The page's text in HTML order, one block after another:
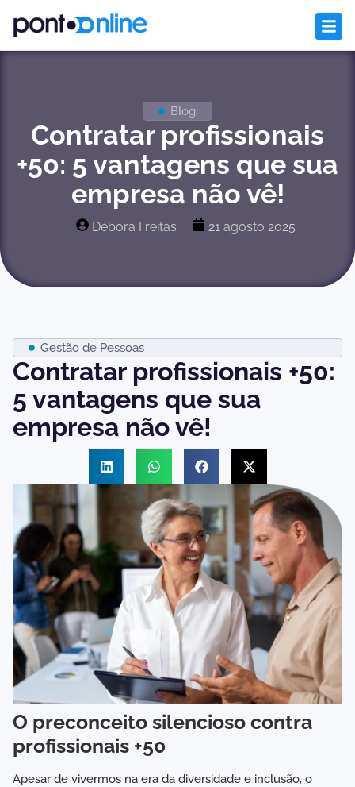
Blog
Contratar profissionais
+50: 5 vantagens que sua
empresa não vê!
Débora Freitas 21 agosto 2025
Gestão de Pessoas
Contratar profissionais +50:
5 vantagens que sua
empresa não vê!
O preconceito silencioso contra
profissionais +50
Apesar de vivermos na era da diversidade e inclusão, o